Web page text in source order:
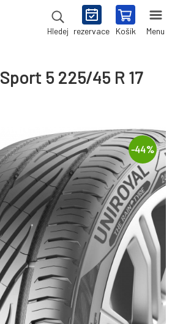
Hledej rezervace Košík Menu
5 225/45 R 17
-44%